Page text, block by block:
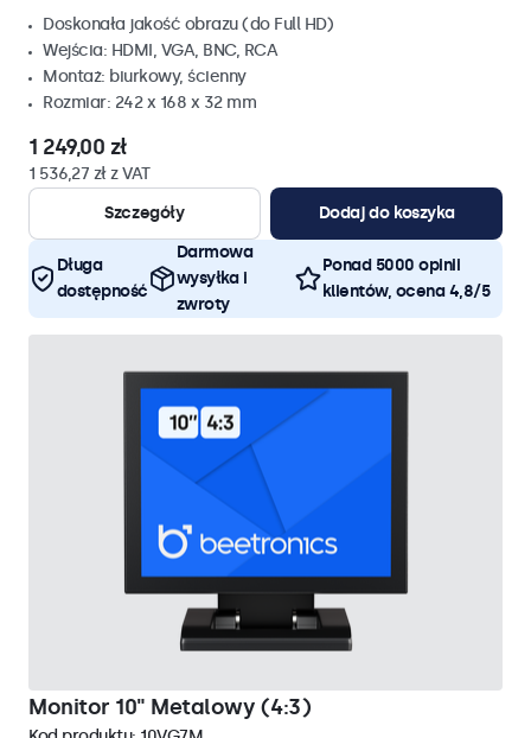
Doskonała jakość obrazu (do Full HD)
Wejścia: HDMI, VGA, BNC, RCA
Montaż: biurkowy, ścienny
Rozmiar: 242 x 168 x 32 mm
1 249,00 zł
1 536,27 zł z VAT
Szczegóły
Dodaj do koszyka
Długa
dostępność
Darmowa
wysyłka i
zwroty
Ponad 5000 opinii
klientów, ocena 4,8/5
Monitor 10" Metalowy (4:3)